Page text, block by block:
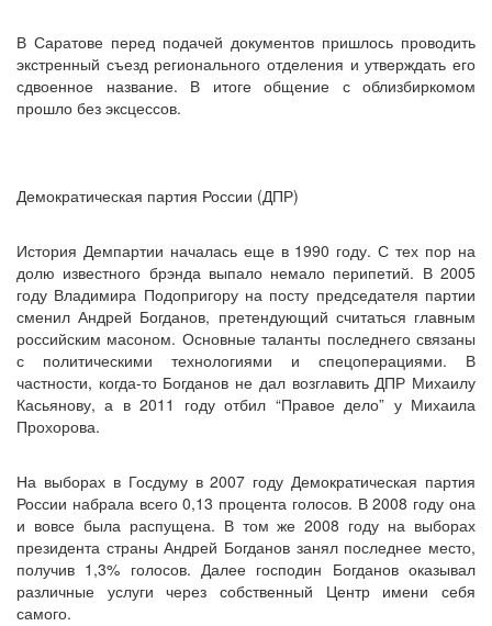
В Саратове перед подачей документов пришлось проводить
экстренный съезд регионального отделения и утверждать его
сдвоенное название. В итоге общение с облизбиркомом
прошло без эксцессов.
Демократическая партия России (ДПР)
История Демпартии началась еще в 1990 году. С тех пор на
долю известного брэнда выпало немало перипетий. В 2005
году Владимира Подопригору на посту председателя партии
сменил Андрей Богданов, претендующий считаться главным
российским масоном. Основные таланты последнего связаны
с политическими технологиями и спецоперациями. В
частности, когда-то Богданов не дал возглавить ДПР Михаилу
Касьянову, а в 2011 году отбил “Правое дело” у Михаила
Прохорова.
На выборах в Госдуму в 2007 году Демократическая партия
России набрала всего 0,13 процента голосов. В 2008 году она
и вовсе была распущена. В том же 2008 году на выборах
президента страны Андрей Богданов занял последнее место,
получив 1,3% голосов. Далее господин Богданов оказывал
различные услуги через собственный Центр имени себя
самого.